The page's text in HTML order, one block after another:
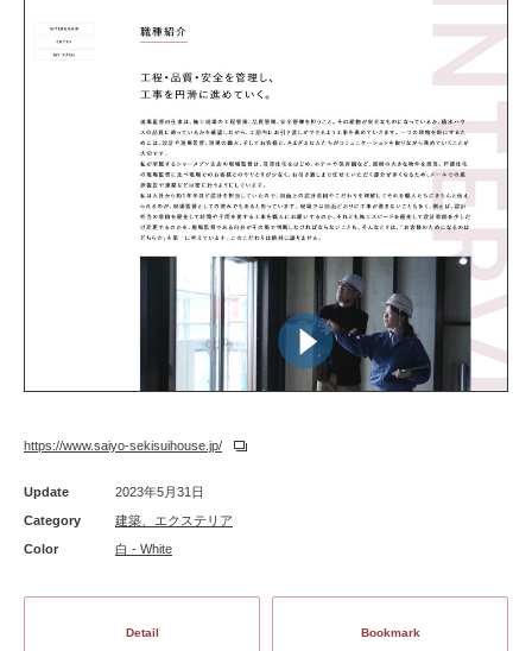
https://www.saiyo-sekisuihouse.jp/
Update
2023年5月31日
Category
建築、エクステリア
Color
白 - White
Detail Bookmark